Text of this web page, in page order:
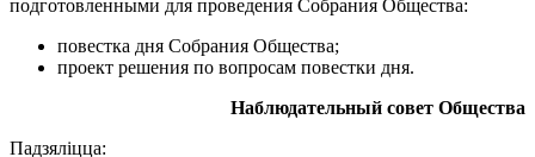
подготовленными для проведения Собрания Общества:
повестка дня Собрания Общества;
проект решения по вопросам повестки дня.
Наблюдательный совет Общества
Падзяліцца: